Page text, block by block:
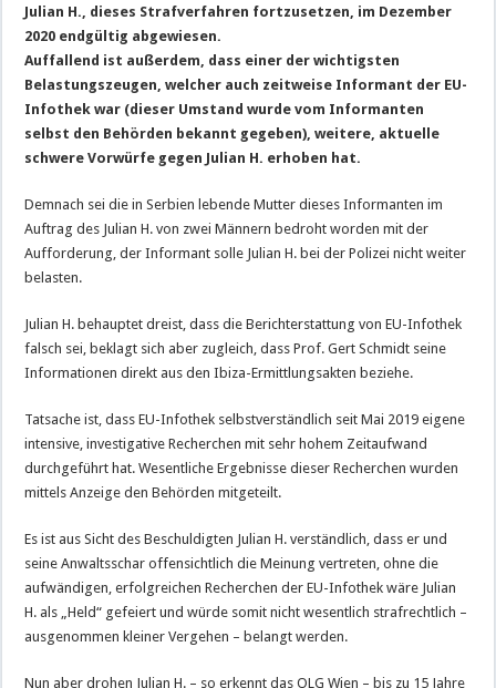
Julian H., dieses Strafverfahren fortzusetzen, im Dezember
2020 endgültig abgewiesen.
Auffallend ist außerdem, dass einer der wichtigsten
Belastungszeugen, welcher auch zeitweise Informant der EU-
Infothek war (dieser Umstand wurde vom Informanten
selbst den Behörden bekannt gegeben), weitere, aktuelle
schwere Vorwürfe gegen Julian H. erhoben hat.
Demnach sei die in Serbien lebende Mutter dieses Informanten im
Auftrag des Julian H. von zwei Männern bedroht worden mit der
Aufforderung, der Informant solle Julian H. bei der Polizei nicht weiter
belasten.
Julian H. behauptet dreist, dass die Berichterstattung von EU-Infothek
falsch sei, beklagt sich aber zugleich, dass Prof. Gert Schmidt seine
Informationen direkt aus den Ibiza-Ermittlungsakten beziehe.
Tatsache ist, dass EU-Infothek selbstverständlich seit Mai 2019 eigene
intensive, investigative Recherchen mit sehr hohem Zeitaufwand
durchgeführt hat. Wesentliche Ergebnisse dieser Recherchen wurden
mittels Anzeige den Behörden mitgeteilt.
Es ist aus Sicht des Beschuldigten Julian H. verständlich, dass er und
seine Anwaltsschar offensichtlich die Meinung vertreten, ohne die
aufwändigen, erfolgreichen Recherchen der EU-Infothek wäre Julian
H. als „Held“ gefeiert und würde somit nicht wesentlich strafrechtlich –
ausgenommen kleiner Vergehen – belangt werden.
Nun aber drohen Julian H. – so erkennt das OLG Wien – bis zu 15 Jahre